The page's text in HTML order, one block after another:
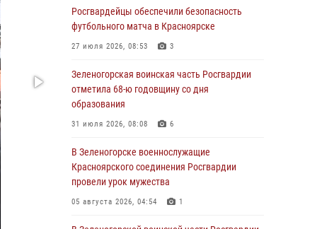
В Красноярске сотрудники
вневедомственной охраны Росгвардии
задержали подозреваемого в серии краж из
04 августа 2026, 09:57
Сотрудники Росгвардии обеспечили
общественный порядок во время
Дудинке
04 августа 2026, 08:36 1
В Красноярске сотрудники Росгвардии
супермаркета
Росгвардейцы обеспечили безопасность
футбольного матча в Красноярске
27 июля 2026, 08:53 3
Зеленогорская воинская часть Росгвардии
отметила 68-ю годовщину со дня
образования
31 июля 2026, 08:08 6
В Зеленогорске военнослужащие
Красноярского соединения Росгвардии
провели урок мужества
05 августа 2026, 04:54 1